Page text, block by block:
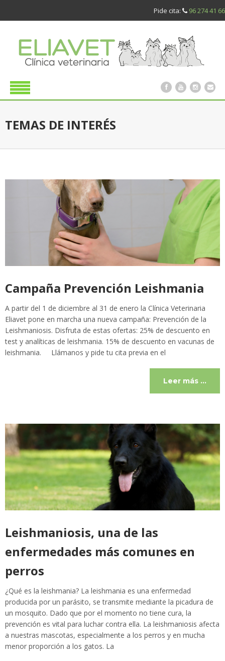
Pide cita: 96 274 41 66
TEMAS DE INTERÉS
Campaña Prevención Leishmania
A partir del 1 de diciembre al 31 de enero la Clínica Veterinaria
Eliavet pone en marcha una nueva campaña: Prevención de la
Leishmaniosis. Disfruta de estas ofertas: 25% de descuento en
test y analíticas de leishmania. 15% de descuento en vacunas de
leishmania. Llámanos y pide tu cita previa en el
Leer más …
Leishmaniosis, una de las
enfermedades más comunes en
perros
¿Qué es la leishmania? La leishmania es una enfermedad
producida por un parásito, se transmite mediante la picadura de
un mosquito. Dado que por el momento no tiene cura, la
prevención es vital para luchar contra ella. La leishmaniosis afecta
a nuestras mascotas, especialmente a los perros y en mucha
menor proporción a los gatos. La